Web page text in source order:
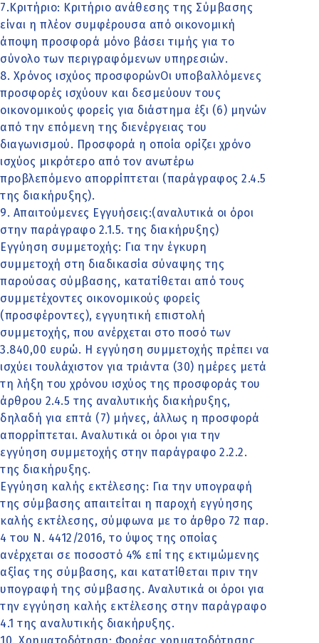
7.Κριτήριο: Κριτήριο ανάθεσης της Σύμβασης
είναι η πλέον συμφέρουσα από οικονομική
άποψη προσφορά μόνο βάσει τιμής για το
σύνολο των περιγραφόμενων υπηρεσιών.
8. Χρόνος ισχύος προσφορώνΟι υποβαλλόμενες
προσφορές ισχύουν και δεσμεύουν τους
οικονομικούς φορείς για διάστημα έξι (6) μηνών
από την επόμενη της διενέργειας του
διαγωνισμού. Προσφορά η οποία ορίζει χρόνο
ισχύος μικρότερο από τον ανωτέρω
προβλεπόμενο απορρίπτεται (παράγραφος 2.4.5
της διακήρυξης).
9. Απαιτούμενες Εγγυήσεις:(αναλυτικά οι όροι
στην παράγραφο 2.1.5. της διακήρυξης)
Εγγύηση συμμετοχής: Για την έγκυρη
συμμετοχή στη διαδικασία σύναψης της
παρούσας σύμβασης, κατατίθεται από τους
συμμετέχοντες οικονομικούς φορείς
(προσφέροντες), εγγυητική επιστολή
συμμετοχής, που ανέρχεται στο ποσό των
3.840,00 ευρώ. Η εγγύηση συμμετοχής πρέπει να
ισχύει τουλάχιστον για τριάντα (30) ημέρες μετά
τη λήξη του χρόνου ισχύος της προσφοράς του
άρθρου 2.4.5 της αναλυτικής διακήρυξης,
δηλαδή για επτά (7) μήνες, άλλως η προσφορά
απορρίπτεται. Αναλυτικά οι όροι για την
εγγύηση συμμετοχής στην παράγραφο 2.2.2.
της διακήρυξης.
Εγγύηση καλής εκτέλεσης: Για την υπογραφή
της σύμβασης απαιτείται η παροχή εγγύησης
καλής εκτέλεσης, σύμφωνα με το άρθρο 72 παρ.
4 του Ν. 4412/2016, το ύψος της οποίας
ανέρχεται σε ποσοστό 4% επί της εκτιμώμενης
αξίας της σύμβασης, και κατατίθεται πριν την
υπογραφή της σύμβασης. Αναλυτικά οι όροι για
την εγγύηση καλής εκτέλεσης στην παράγραφο
4.1 της αναλυτικής διακήρυξης.